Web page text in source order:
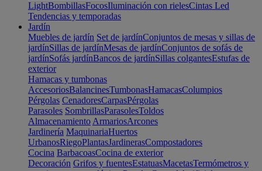
LightBombillasFocosIluminación con rielesCintas Led
Tendencias y temporadas
Jardín
Muebles de jardín Set de jardínConjuntos de mesas y sillas de
jardínSillas de jardínMesas de jardínConjuntos de sofás de
jardínSofás jardínBancos de jardínSillas colgantesEstufas de
exterior
Hamacas y tumbonas
AccesoriosBalancinesTumbonasHamacasColumpios
Pérgolas CenadoresCarpasPérgolas
Parasoles SombrillasParasolesToldos
Almacenamiento ArmariosArcones
Jardinería MaquinariaHuertos
UrbanosRiegoPlantasJardinerasCompostadores
Cocina BarbacoasCocina de exterior
Decoración Grifos y fuentesEstatuasMacetasTermómetros y